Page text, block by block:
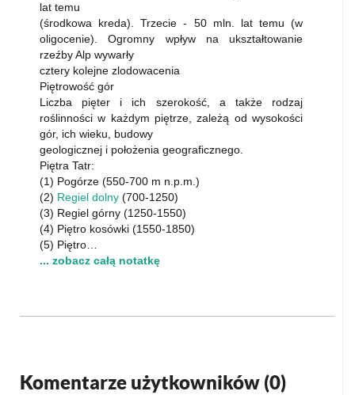
lat temu
(środkowa kreda). Trzecie - 50 mln. lat temu (w
oligocenie). Ogromny wpływ na ukształtowanie
rzeźby Alp wywarły
cztery kolejne zlodowacenia
Piętrowość gór
Liczba pięter i ich szerokość, a także rodzaj
roślinności w każdym piętrze, zależą od wysokości
gór, ich wieku, budowy
geologicznej i położenia geograficznego.
Piętra Tatr:
(1) Pogórze (550-700 m n.p.m.)
(2) Regiel dolny (700-1250)
(3) Regiel górny (1250-1550)
(4) Piętro kosówki (1550-1850)
(5) Piętro…
... zobacz całą notatkę
Komentarze użytkowników (0)